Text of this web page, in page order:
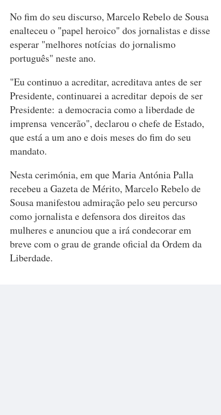
No fim do seu discurso, Marcelo Rebelo de Sousa
enalteceu o "papel heroico" dos jornalistas e disse
esperar "melhores notícias do jornalismo
português" neste ano.
"Eu continuo a acreditar, acreditava antes de ser
Presidente, continuarei a acreditar depois de ser
Presidente: a democracia como a liberdade de
imprensa vencerão", declarou o chefe de Estado,
que está a um ano e dois meses do fim do seu
mandato.
Nesta cerimónia, em que Maria Antónia Palla
recebeu a Gazeta de Mérito, Marcelo Rebelo de
Sousa manifestou admiração pelo seu percurso
como jornalista e defensora dos direitos das
mulheres e anunciou que a irá condecorar em
breve com o grau de grande oficial da Ordem da
Liberdade.